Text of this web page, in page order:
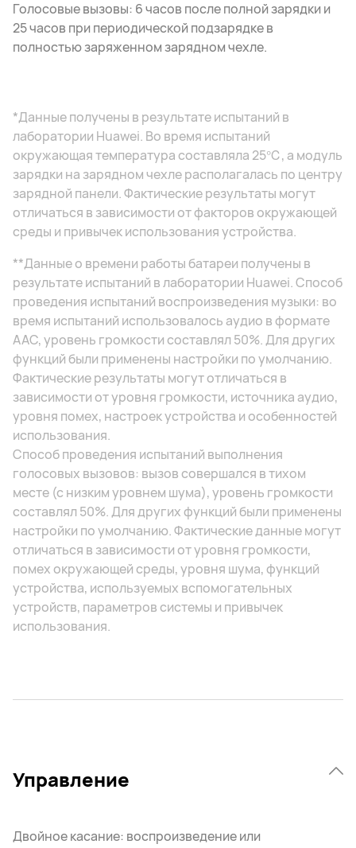
Голосовые вызовы: 6 часов после полной зарядки и
25 часов при периодической подзарядке в
полностью заряженном зарядном чехле.
*Данные получены в результате испытаний в
лаборатории Huawei. Во время испытаний
окружающая температура составляла 25℃, а модуль
зарядки на зарядном чехле располагалась по центру
зарядной панели. Фактические результаты могут
отличаться в зависимости от факторов окружающей
среды и привычек использования устройства.
**Данные о времени работы батареи получены в
результате испытаний в лаборатории Huawei. Способ
проведения испытаний воспроизведения музыки: во
время испытаний использовалось аудио в формате
AAC, уровень громкости составлял 50%. Для других
функций были применены настройки по умолчанию.
Фактические результаты могут отличаться в
зависимости от уровня громкости, источника аудио,
уровня помех, настроек устройства и особенностей
использования.
Способ проведения испытаний выполнения
голосовых вызовов: вызов совершался в тихом
месте (с низким уровнем шума), уровень громкости
составлял 50%. Для других функций были применены
настройки по умолчанию. Фактические данные могут
отличаться в зависимости от уровня громкости,
помех окружающей среды, уровня шума, функций
устройства, используемых вспомогательных
устройств, параметров системы и привычек
использования.
Управление
Двойное касание: воспроизведение или